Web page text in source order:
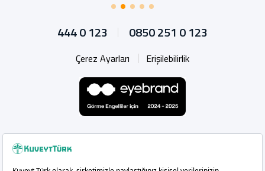
444 0 123 0850 251 0 123
Çerez Ayarları Erişilebilirlik
Whatsapp